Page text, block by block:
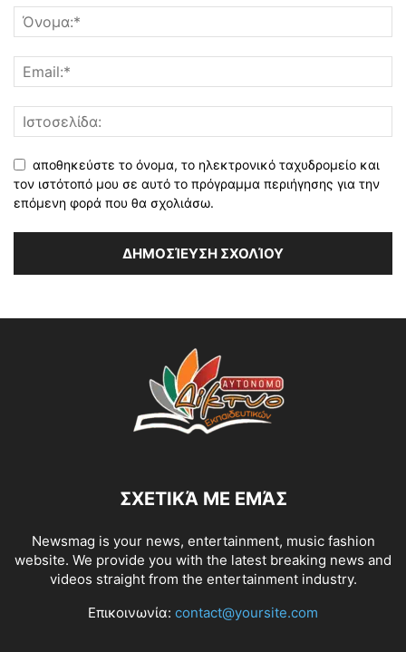
αποθηκεύστε το όνομα, το ηλεκτρονικό ταχυδρομείο και
τον ιστότοπό μου σε αυτό το πρόγραμμα περιήγησης για την
επόμενη φορά που θα σχολιάσω.
ΣΧΕΤΙΚΆ ΜΕ ΕΜΆΣ
Newsmag is your news, entertainment, music fashion
website. We provide you with the latest breaking news and
videos straight from the entertainment industry.
Επικοινωνία: contact@yoursite.com